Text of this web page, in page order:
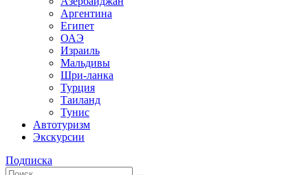
Аргентина
Египет
ОАЭ
Израиль
Мальдивы
Шри-ланка
Турция
Таиланд
Тунис
Автотуризм
Экскурсии
Подписка